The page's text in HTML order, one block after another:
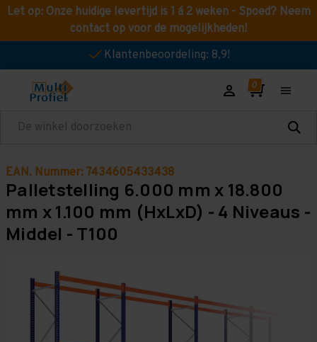
Let op: Onze huidige levertijd is 1 á 2 weken - Spoed? Neem
contact op voor de mogelijkheden!
Klantenbeoordeling: 8,9!
Zoeken
EAN. Nummer: 7434605433438
Palletstelling 6.000 mm x 18.800
mm x 1.100 mm (HxLxD) - 4 Niveaus -
Middel - T100